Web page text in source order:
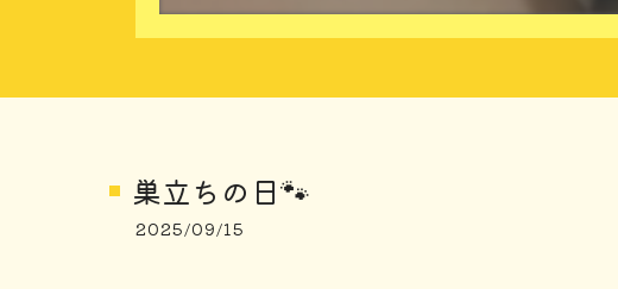
巣立ちの日🐾
2025/09/15